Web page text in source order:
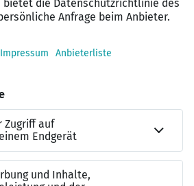
& Agency-Branche zu
Stufe!